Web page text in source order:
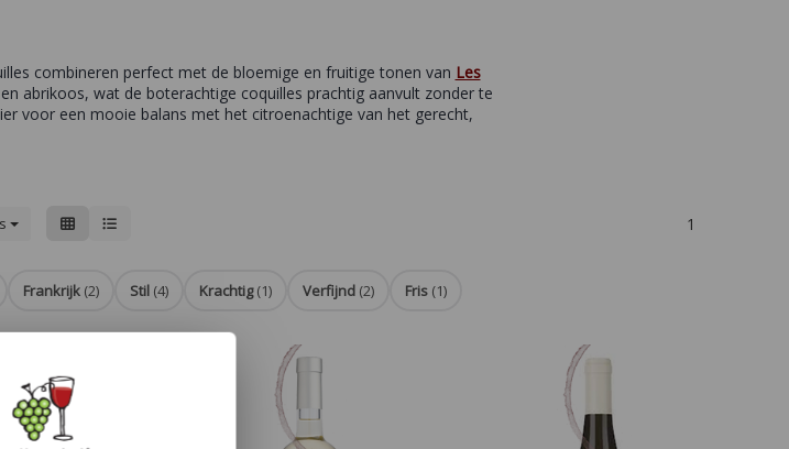
combineren perfect met de bloemige en fruitige tonen van Les
abrikoos, wat de boterachtige coquilles prachtig aanvult zonder te
voor een mooie balans met het citroenachtige van het gerecht,
1
Frankrijk (2) Stil (4) Krachtig (1) Verfijnd (2) Fris (1)